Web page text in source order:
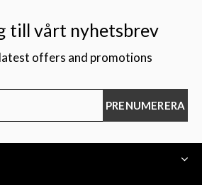
till vårt nyhetsbrev
offers and promotions
PRENUMERERA